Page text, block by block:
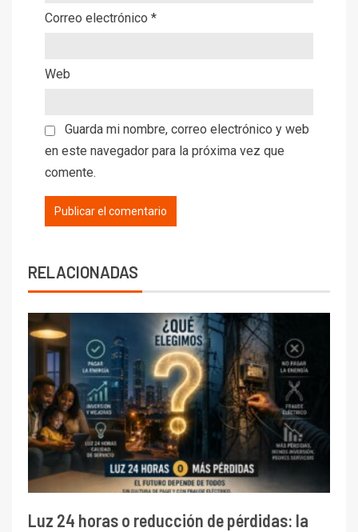
Correo electrónico *
Web
Guarda mi nombre, correo electrónico y web
en este navegador para la próxima vez que
comente.
RELACIONADAS
Luz 24 horas o reducción de pérdidas: la